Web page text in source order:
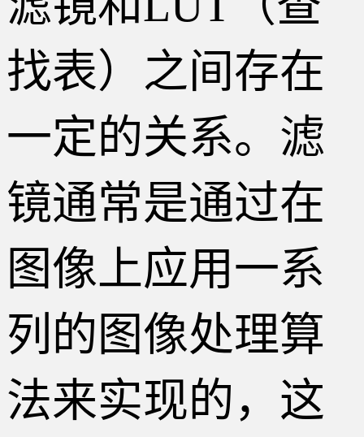
找表）之间存在
一定的关系。滤
镜通常是通过在
图像上应用一系
列的图像处理算
法来实现的，这